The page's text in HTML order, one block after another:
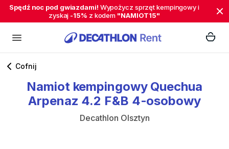
Spędź noc pod gwiazdami! Wypożycz sprzęt kempingowy i
zyskaj -15% z kodem "NAMIOT15"
Cofnij
Namiot kempingowy Quechua
Arpenaz 4.2 F&B 4-osobowy
Decathlon Olsztyn